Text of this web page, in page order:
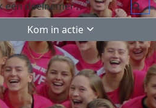
Kom in actie